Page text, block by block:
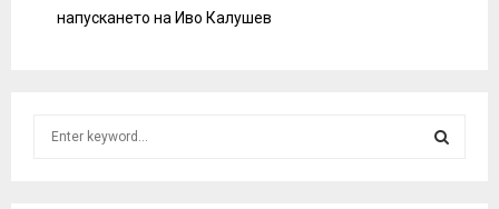
напускането на Иво Калушев